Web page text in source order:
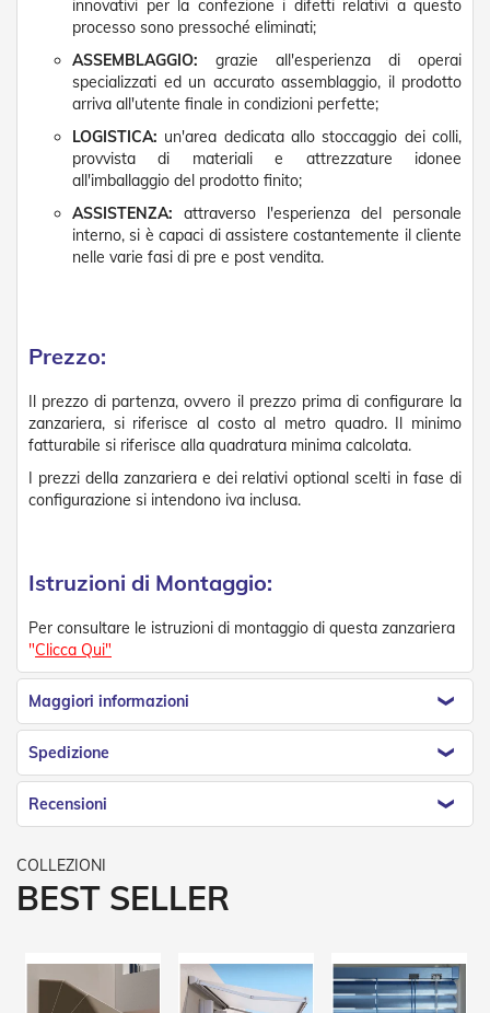
innovativi per la confezione i difetti relativi a questo
processo sono pressoché eliminati;
ASSEMBLAGGIO: grazie all'esperienza di operai
specializzati ed un accurato assemblaggio, il prodotto
arriva all'utente finale in condizioni perfette;
LOGISTICA: un'area dedicata allo stoccaggio dei colli,
provvista di materiali e attrezzature idonee
all'imballaggio del prodotto finito;
ASSISTENZA: attraverso l'esperienza del personale
interno, si è capaci di assistere costantemente il cliente
nelle varie fasi di pre e post vendita.
Prezzo:
Il prezzo di partenza, ovvero il prezzo prima di configurare la
zanzariera, si riferisce al costo al metro quadro. Il minimo
fatturabile si riferisce alla quadratura minima calcolata.
I prezzi della zanzariera e dei relativi optional scelti in fase di
configurazione si intendono iva inclusa.
Istruzioni di Montaggio:
Per consultare le istruzioni di montaggio di questa zanzariera
"Clicca Qui"
Maggiori informazioni
Spedizione
Recensioni
BEST SELLER